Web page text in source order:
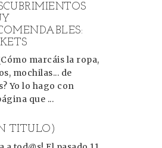
marcáis la ropa,
mochilas... de
Yo lo hago con
que ...
TÍTULO)